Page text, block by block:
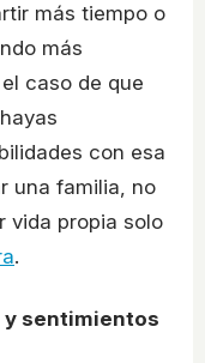
más tiempo o
más
caso de que
con esa
una familia, no
vida propia solo
.
y sentimientos